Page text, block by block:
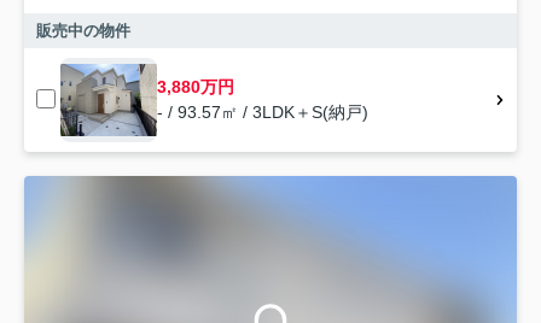
販売中の物件
3,880万円
- / 93.57㎡ / 3LDK＋S(納戸)